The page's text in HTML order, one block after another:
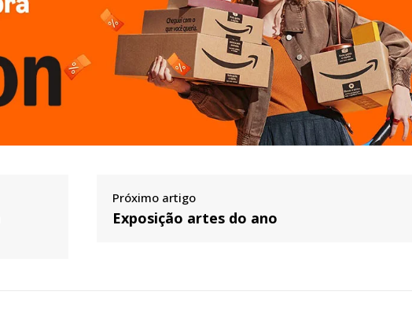
Próximo artigo
Exposição artes do ano